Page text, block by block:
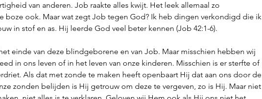
van anderen. Job raakte alles kwijt. Het leek allemaal zo
boze ook. Maar wat zegt Job tegen God? Ik heb dingen verkondigd die ik
in stof en as. Hij leerde God veel beter kennen (Job 42:1-6).
einde van deze blindgeborene en van Job. Maar misschien hebben wij
in ons leven of in het leven van onze kinderen. Misschien is er sterfte of
Als dat met zonde te maken heeft openbaart Hij dat aan ons door de
zonden belijden is Hij getrouw om deze te vergeven, zo is Hij. Maar niet